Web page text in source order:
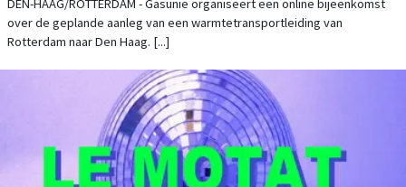
DEN-HAAG/ROTTERDAM - Gasunie organiseert een online bijeenkomst
over de geplande aanleg van een warmtetransportleiding van
Rotterdam naar Den Haag. [...]